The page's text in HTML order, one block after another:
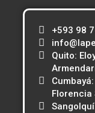
+593 98
Quito:
Florencia